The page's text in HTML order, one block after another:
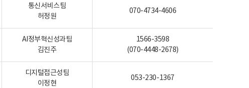
통신서비스팀
허정원
070-4734-4606
AI정부혁신성과팀
김진주
1566-3598
(070-4448-2678)
디지털접근성팀
이정현
053-230-1367